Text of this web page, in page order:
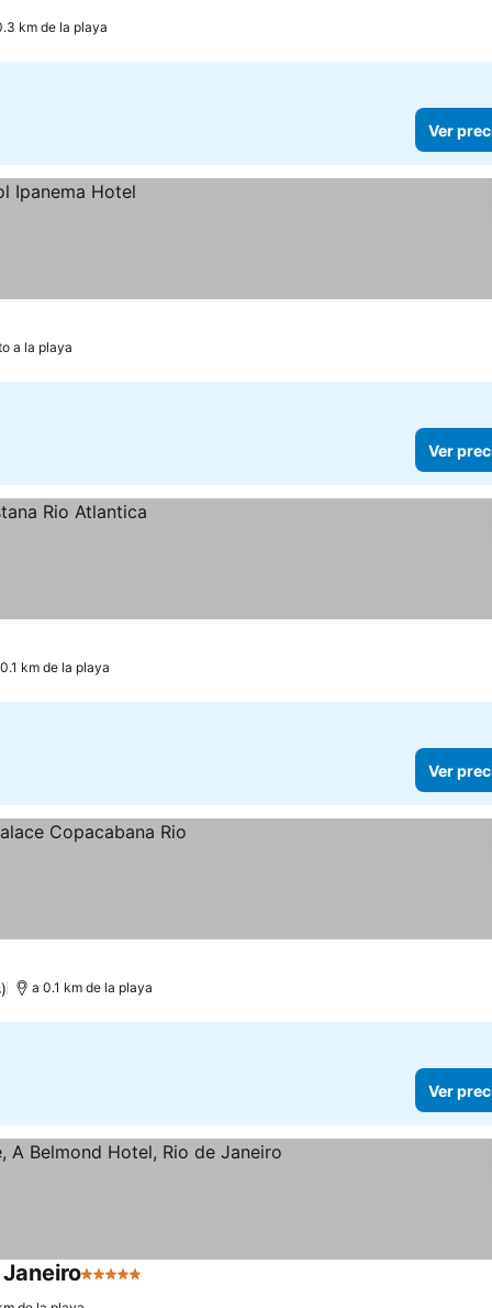
km de la playa
Ver
a la playa
Ver
km de la playa
Ver
a 0.1 km de la playa
Ver
5 Estrellas